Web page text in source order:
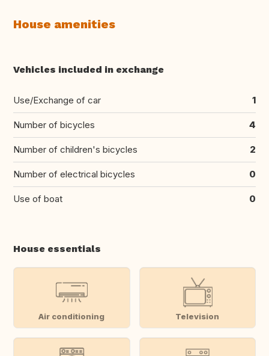
House amenities
Vehicles included in exchange
Use/Exchange of car 1
Number of bicycles 4
Number of children's bicycles 2
Number of electrical bicycles 0
Use of boat 0
House essentials
Air conditioning Television